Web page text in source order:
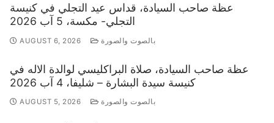
عظة صاحب السيادة، قداس عيد التجلي في كنيسة
التجلي- مكسة، 5 آب 2026
AUGUST 6, 2026 بالصوت والصورة
عظة صاحب السيادة، صلاة البراكليسي لوالدة الاله في
كنيسة سيدة البشارة – شليفا، 4 آب 2026
AUGUST 5, 2026 بالصوت والصورة